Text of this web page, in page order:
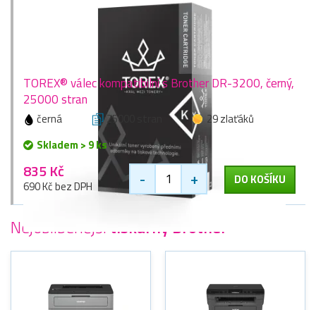
TOREX® válec kompatibilní s Brother DR-3200, černý,
25000 stran
černá 25000 stran
29 zlaťáků
Skladem > 9 ks
835 Kč
690 Kč bez DPH - + DO KOŠÍKU
Nejoblíbenější tiskárny Brother